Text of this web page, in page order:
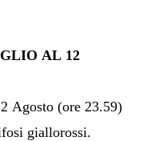
AL 12
Agosto (ore 23.59)
giallorossi.